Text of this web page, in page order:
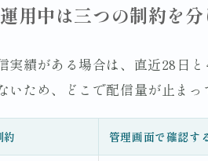
運用中は三つの制約を分
実績がある場合は、直近28日
いため、どこで配信量が止まっ
約 管理画面で確認す